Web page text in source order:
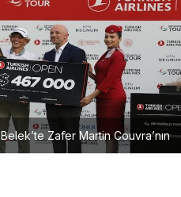
Belek’te Zafer Martin Couvra’nın